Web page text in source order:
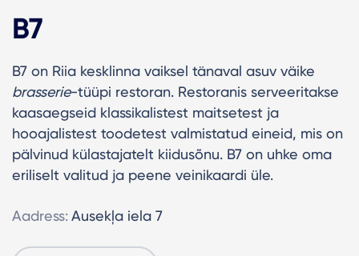
B7
B7 on Riia kesklinna vaiksel tänaval asuv väike
brasserie-tüüpi restoran. Restoranis serveeritakse
kaasaegseid klassikalistest maitsetest ja
hooajalistest toodetest valmistatud eineid, mis on
pälvinud külastajatelt kiidusõnu. B7 on uhke oma
eriliselt valitud ja peene veinikaardi üle.
Aadress: Ausekļa iela 7